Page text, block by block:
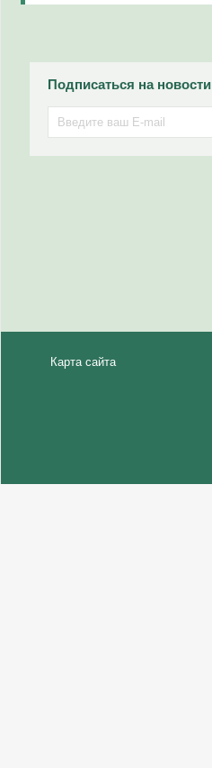
Подписаться на новости
Карта сайта